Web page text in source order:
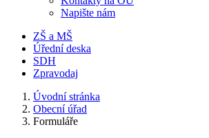
Napište nám
ZŠ a MŠ
Úřední deska
SDH
Zpravodaj
Úvodní stránka
Obecní úřad
Formuláře